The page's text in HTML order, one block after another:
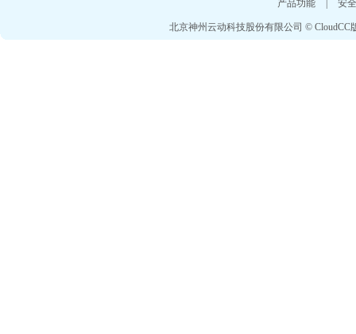
产品功能 安
北京神州云动科技股份有限公司 ©